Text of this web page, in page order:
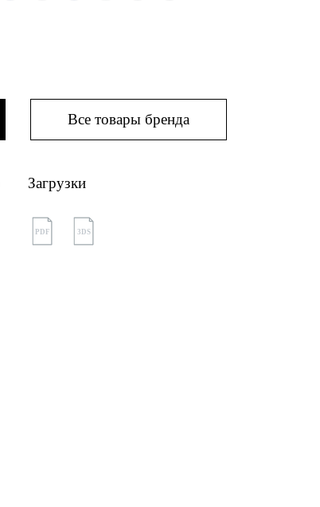
Все товары бренда
Загрузки
PDF 3DS